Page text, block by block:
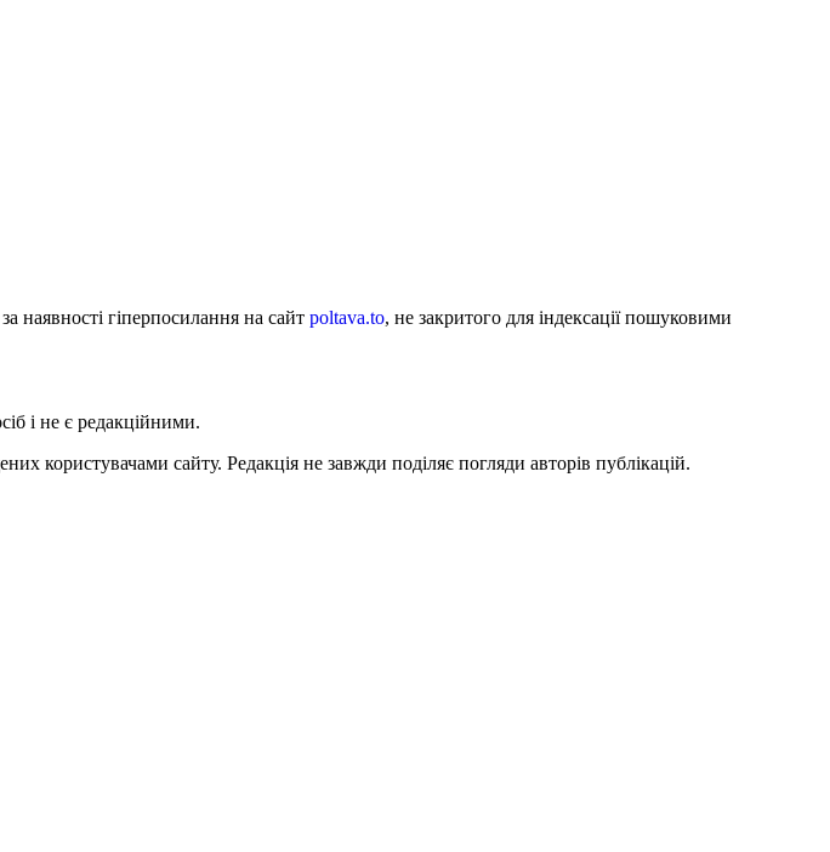
наявності гіперпосилання на сайт poltava.to, не закритого для індексації пошуковими
і не є редакційними.
користувачами сайту. Редакція не завжди поділяє погляди авторів публікацій.